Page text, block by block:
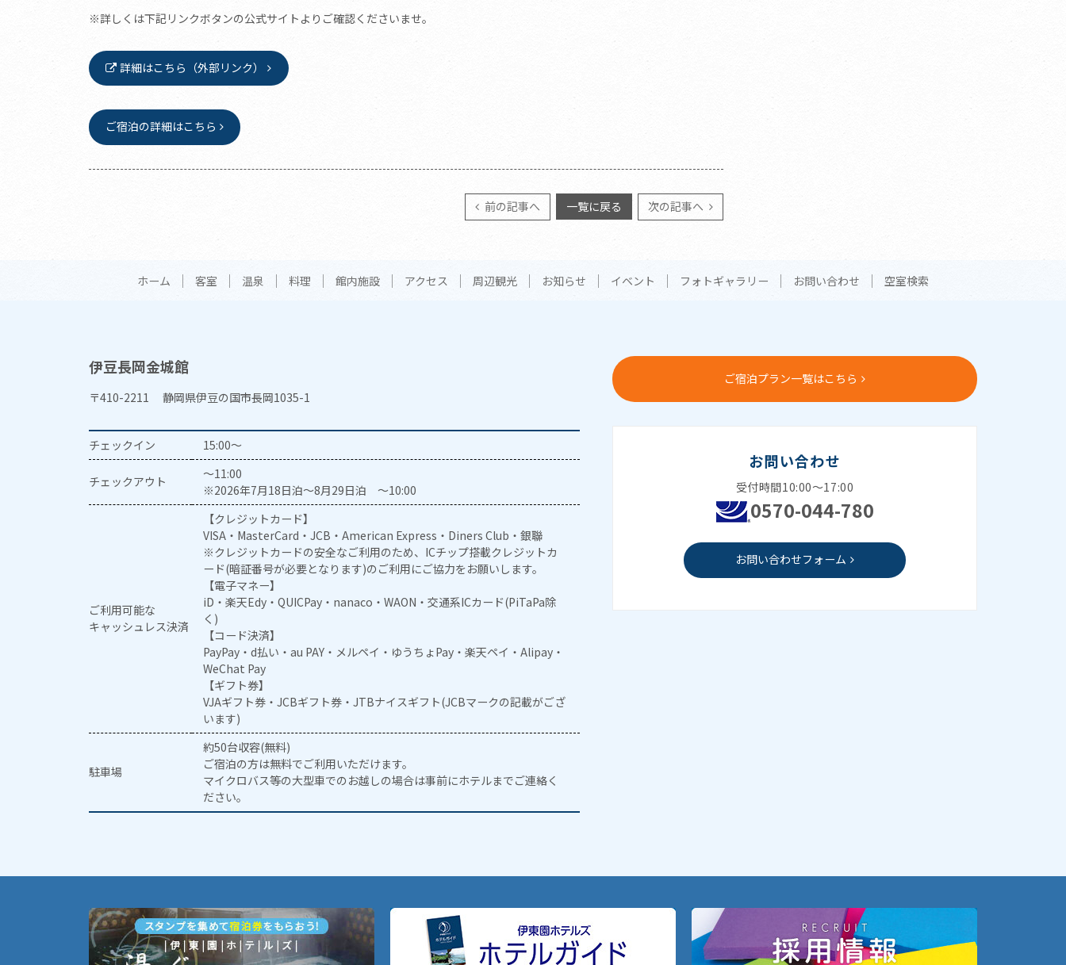
※詳しくは下記リンクボタンの公式サイトよりご確認くださいませ。
詳細はこちら（外部リンク）
ご宿泊の詳細はこちら
前の記事へ 一覧に戻る 次の記事へ
ホーム 客室 温泉 料理 館内施設 アクセス 周辺観光 お知らせ イベント フォトギャラリー お問い合わせ 空室検索
伊豆長岡金城館
〒410-2211 静岡県伊豆の国市長岡1035-1
チェックイン 15:00～
チェックアウト
～11:00
※2026年7月18日泊～8月29日泊 ～10:00
ご利用可能な
キャッシュレス決済
【クレジットカード】
VISA・MasterCard・JCB・American Express・Diners Club・銀聯
※クレジットカードの安全なご利用のため、ICチップ搭載クレジットカ
ード(暗証番号が必要となります)のご利用にご協力をお願いします。
【電子マネー】
iD・楽天Edy・QUICPay・nanaco・WAON・交通系ICカード(PiTaPa除
く)
【コード決済】
PayPay・d払い・au PAY・メルペイ・ゆうちょPay・楽天ペイ・Alipay・
WeChat Pay
【ギフト券】
VJAギフト券・JCBギフト券・JTBナイスギフト(JCBマークの記載がござ
います)
駐車場
約50台収容(無料)
ご宿泊の方は無料でご利用いただけます。
マイクロバス等の大型車でのお越しの場合は事前にホテルまでご連絡く
ださい。
ご宿泊プラン一覧はこちら
お問い合わせ
受付時間10:00～17:00
0570-044-780
お問い合わせフォーム